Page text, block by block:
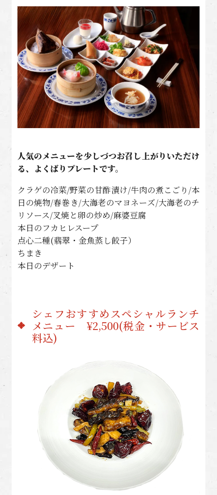
人気のメニューを少しづつお召し上がりいただけ
る、よくばりプレートです。
クラゲの冷菜/野菜の甘酢漬け/牛肉の煮こごり/本
日の焼物/春巻き/大海老のマヨネーズ/大海老のチ
リソース/叉焼と卵の炒め/麻婆豆腐
本日のフカヒレスープ
点心二種(翡翠・金魚蒸し餃子）
ちまき
本日のデザート
シェフおすすめスペシャルランチ
メニュー ¥2,500(税金・サービス
料込)